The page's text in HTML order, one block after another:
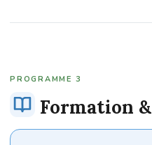
PROGRAMME 3
Formation &